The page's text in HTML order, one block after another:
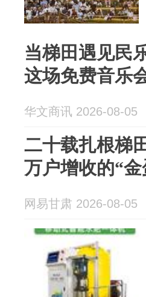
当梯田遇见民
这场免费音乐
华文商讯 2026-08-05
二十载扎根梯
万户增收的“金
网易甘肃 2026-08-05